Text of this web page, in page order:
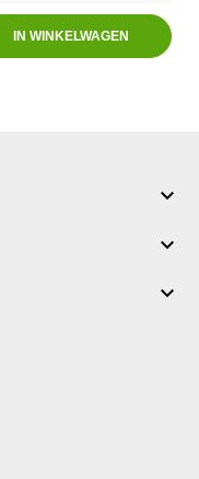
IN WINKELWAGEN


